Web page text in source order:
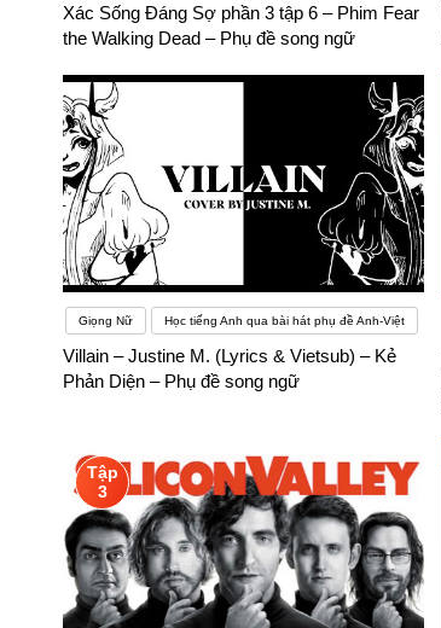
thế.
Xác Sống Đáng Sợ phần 3 tập 6 – Phim Fear
the Walking Dead – Phụ đề song ngữ
Giọng Nữ Học tiếng Anh qua bài hát phụ đề Anh-Việt
Villain – Justine M. (Lyrics & Vietsub) – Kẻ
Phản Diện – Phụ đề song ngữ
Tập
3